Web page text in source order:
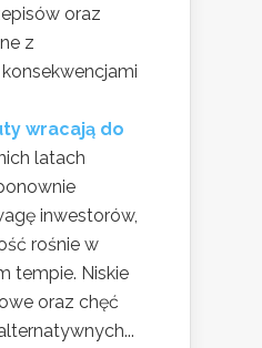
oraz
z
wracają do
latach
inwestorów,
rośnie w
tempie. Niskie
oraz chęć